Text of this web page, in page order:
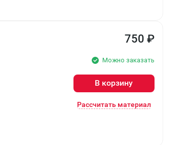
750 ₽
Можно заказать
В корзину
Рассчитать материал